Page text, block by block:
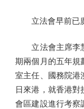
立法會早前已
立法會主席李慧
期兩個月的五年規
室主任、國務院港
日來港，就香港
會區建設進行考察